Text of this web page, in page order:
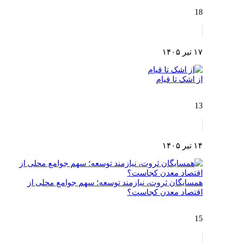
18
۱۷ تیر ۱۴۰۵
از اشک تا قیام
13
۱۴ تیر ۱۴۰۵
همسایگان ثروت، نیازمند توسعه؛ سهم جوامع محلی از
اقتصاد معدن کجاست؟
15